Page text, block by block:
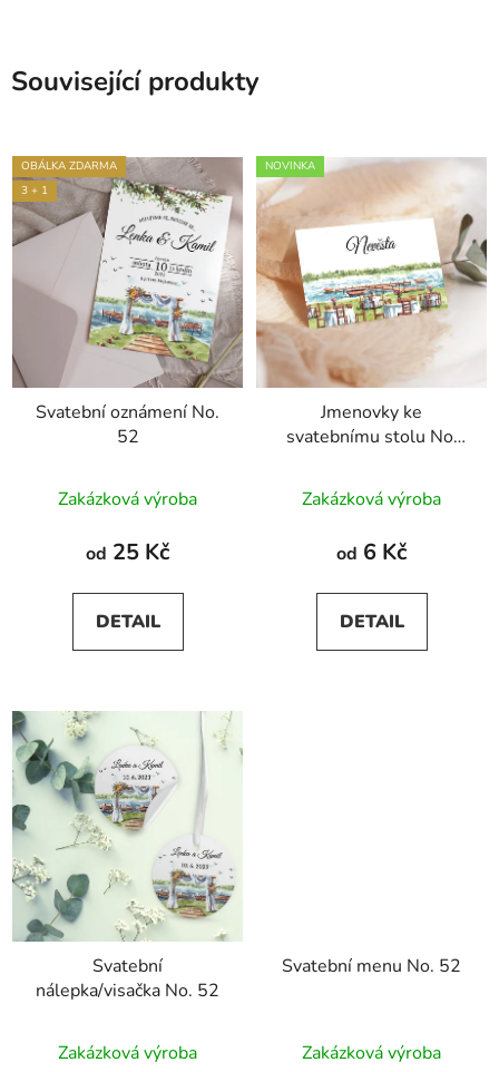
Související produkty
OBÁLKA ZDARMA
3 + 1
Svatební oznámení No.
52
hodnocení
produktu
5,0
z
Zakázková výroba
od 25 Kč
DETAIL
NOVINKA
Jmenovky ke
svatebnímu stolu No.
Zakázková výroba
od 6 Kč
DETAIL
Svatební
nálepka/visačka No. 52
Zakázková výroba
Svatební menu No. 52
Zakázková výroba